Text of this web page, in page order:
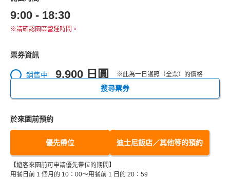
9:00 - 18:30
※請確認園區營運時間。
票券資訊
銷售中 9,900 日圓 ※此為一日護照（全票）的價格
搜尋票券
於來園前預約
優先帶位 迪士尼飯店／其他等的預約
【遊客來園前可申請優先帶位的期間】
用餐日前 1 個月的 10：00～用餐前 1 日的 20：59